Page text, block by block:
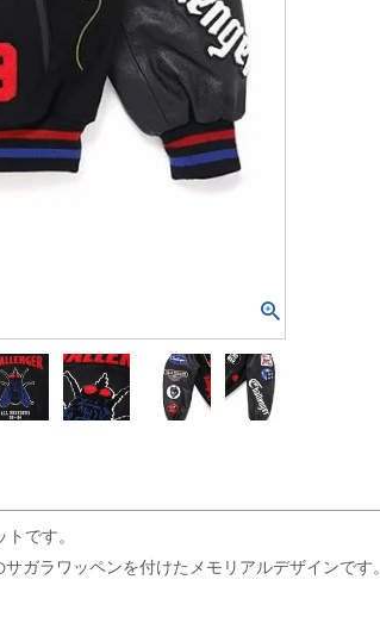
です。
ガラワッペンを付けたメモリアルデザインです。